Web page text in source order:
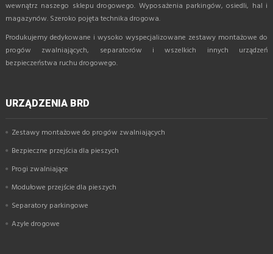
wewnątrz naszego sklepu drogowego. Wyposażenia parkingów, osiedli, hal i
magazynów. Szeroko pojęta technika drogowa.
Produkujemy dedykowane i wysoko wyspecjalizowane zestawy montażowe do
progów zwalniających, separatorów i wszelkich innych urządzeń
bezpieczeństwa ruchu drogowego.
URZĄDZENIA BRD
Zestawy montażowe do progów zwalniających
Bezpieczne przejścia dla pieszych
Progi zwalniające
Modułowe przejście dla pieszych
Separatory parkingowe
Azyle drogowe